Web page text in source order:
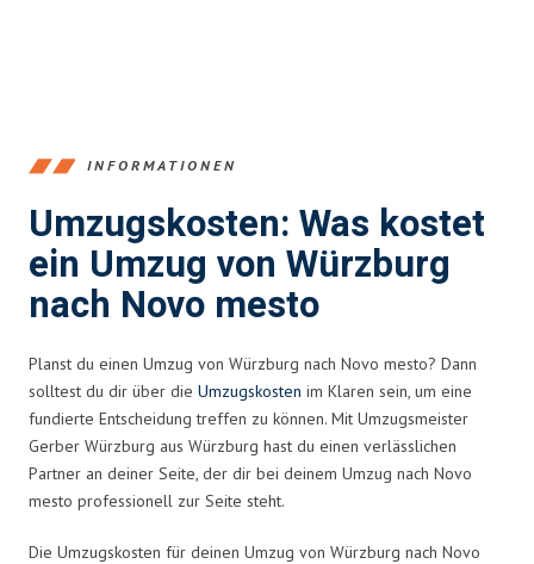
INFORMATIONEN
Umzugskosten: Was kostet
ein Umzug von Würzburg
nach Novo mesto
Planst du einen Umzug von Würzburg nach Novo mesto? Dann
solltest du dir über die Umzugskosten im Klaren sein, um eine
fundierte Entscheidung treffen zu können. Mit Umzugsmeister
Gerber Würzburg aus Würzburg hast du einen verlässlichen
Partner an deiner Seite, der dir bei deinem Umzug nach Novo
mesto professionell zur Seite steht.
Die Umzugskosten für deinen Umzug von Würzburg nach Novo